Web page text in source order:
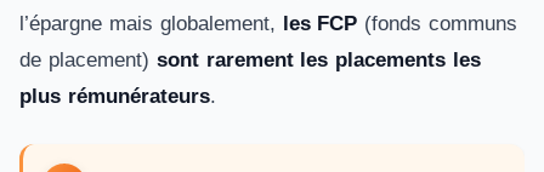
l’épargne mais globalement, les FCP (fonds communs
de placement) sont rarement les placements les
plus rémunérateurs.